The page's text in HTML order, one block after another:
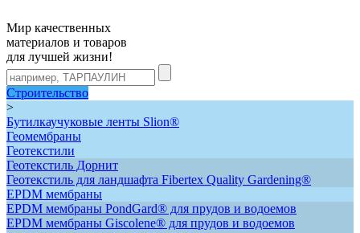
Мир качественных
материалов и товаров
для лучшей жизни!
Строительство
>
Бутилкаучуковые ленты Slion®
Геомембраны
Геотекстили
Геотекстиль Дорнит
Геотекстиль для ландшафта Fibertex Quality Gardening®
ЕРDM мембраны
EPDM мембраны PondGard® для прудов и водоемов
EPDM мембраны Giscolene® для прудов и водоемов